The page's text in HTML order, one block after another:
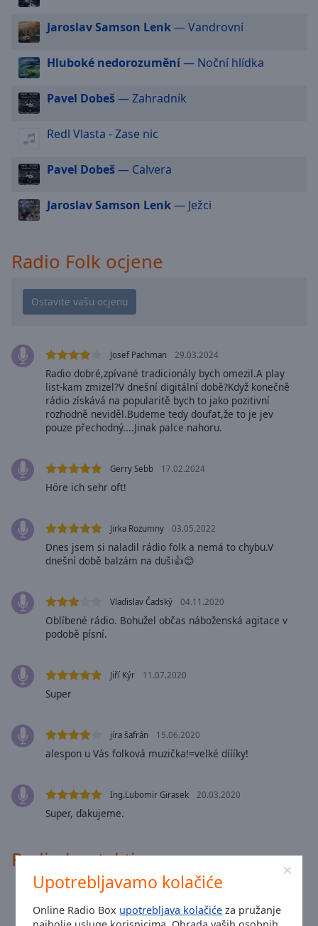
Upotrebljavamo kolačiće
Online Radio Box upotrebljava kolačiće za pružanje
Audio
Track
in-
Picture
This
modal
window.
Beginning
Escape
cancel
window.
Text
Color
Caption
Area
Background
Opacity
Font
Size
Text
Edge
Font
Jaroslav Samson Lenk— Vandrovní
Hluboké nedorozumění— Noční hlídka
Pavel Dobeš— Zahradník
Redl Vlasta - Zase nic
Pavel Dobeš— Calvera
Jaroslav Samson Lenk— Ježci
Radio Folk ocjene
Josef Pachman 29.03.2024
Radio dobré,zpívané tradicionály bych omezil.A play
list-kam zmizel?V dnešní digitální době?Když konečně
rádio získává na popularitě bych to jako pozitivní
rozhodně neviděl.Budeme tedy doufat,že to je jev
pouze přechodný....Jinak palce nahoru.
Gerry Sebb 17.02.2024
Höre ich sehr oft!
Jirka Rozumny 03.05.2022
Dnes jsem si naladil rádio folk a nemá to chybu.V
dnešní době balzám na duši👍😊
Vladislav Čadský 04.11.2020
Oblíbené rádio. Bohužel občas náboženská agitace v
podobě písní.
Jiří Kýr 11.07.2020
Super
jíra šafrán 15.06.2020
alespon u Vás folková muzička!=velké díííky!
Ing.Lubomir Girasek 20.03.2020
Super, ďakujeme.
Radio kontakti
Adresa:
PO BOX 2 – Dřísy – 277 14
Telefon:
+420 608 216 149 (Pavel Rada)